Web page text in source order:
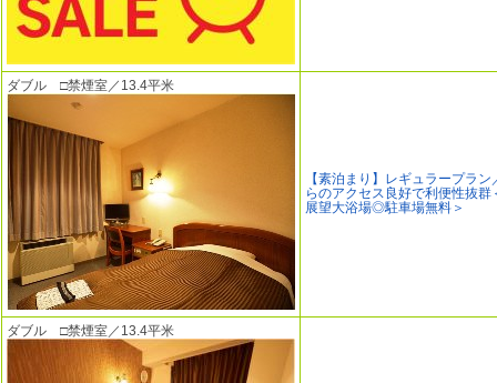
ダブル □禁煙室／13.4平米
【素泊まり】レギュラープラ
らのアクセス良好で利便性抜群
展望大浴場◎駐車場無料＞
ダブル □禁煙室／13.4平米